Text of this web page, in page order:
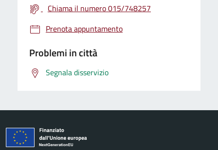
Chiama il numero 015/748257
Prenota appuntamento
Problemi in città
Segnala disservizio